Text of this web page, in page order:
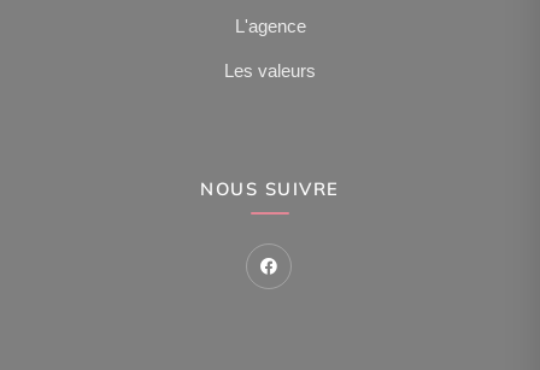
L'agence
Les valeurs
NOUS SUIVRE